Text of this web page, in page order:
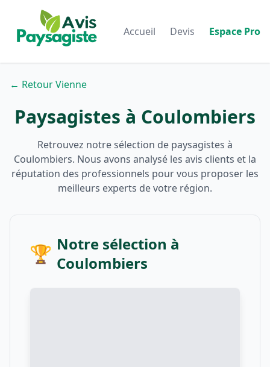
Accueil Devis Espace Pro
← Retour Vienne
Paysagistes à Coulombiers
Retrouvez notre sélection de paysagistes à
Coulombiers. Nous avons analysé les avis clients et la
réputation des professionnels pour vous proposer les
meilleurs experts de votre région.
🏆 Notre sélection à
Coulombiers